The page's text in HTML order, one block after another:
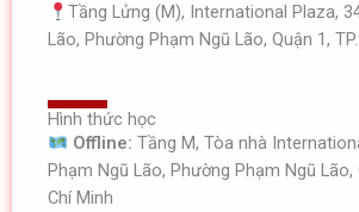
Tầng Lửng (M), International Plaza,
Lão, Phường Phạm Ngũ Lão, Quận 1,
Hình thức học
Offline: Tầng M, Tòa nhà
Phạm Ngũ Lão, Phường Phạm Ngũ Lão,
Chí Minh